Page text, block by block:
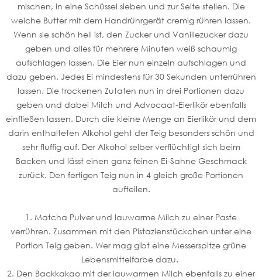
mischen, in eine Schüssel sieben und zur Seite stellen. Die
weiche Butter mit dem Handrührgerät cremig rühren lassen.
Wenn sie schön hell ist, den Zucker und Vanillezucker dazu
geben und alles für mehrere Minuten weiß schaumig
aufschlagen lassen. Die Eier nun einzeln aufschlagen und
dazu geben. Jedes Ei mindestens für 30 Sekunden unterrühren
lassen. Die trockenen Zutaten nun in drei Portionen dazu
geben und dabei Milch und Advocaat-Eierlikör ebenfalls
einfließen lassen. Durch die kleine Menge an Eierlikör und dem
darin enthalteten Alkohol geht der Teig besonders schön und
sehr fluffig auf. Der Alkohol selber verflüchtigt sich beim
Backen und lässt einen ganz feinen Ei-Sahne Geschmack
zurück. Den fertigen Teig nun in 4 gleich große Portionen
aufteilen.
1. Matcha Pulver und lauwarme Milch zu einer Paste
verrühren. Zusammen mit den Pistazienstückchen unter eine
Portion Teig geben. Wer mag gibt eine Messerspitze grüne
Lebensmittelfarbe dazu.
2. Den Backkakao mit der lauwarmen Milch ebenfalls zu einer